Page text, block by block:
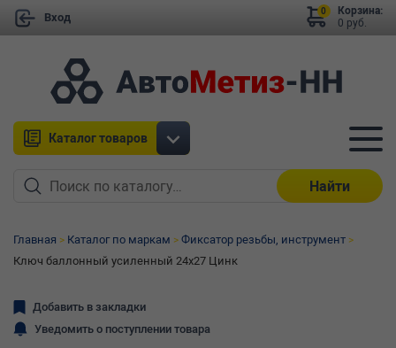
Вход
Корзина:
0 руб.
0
Каталог товаров
Найти
Главная Каталог по маркам
Фиксатор резьбы, инструмент
Ключ баллонный усиленный 24х27 Цинк
Добавить в закладки
Уведомить о поступлении товара